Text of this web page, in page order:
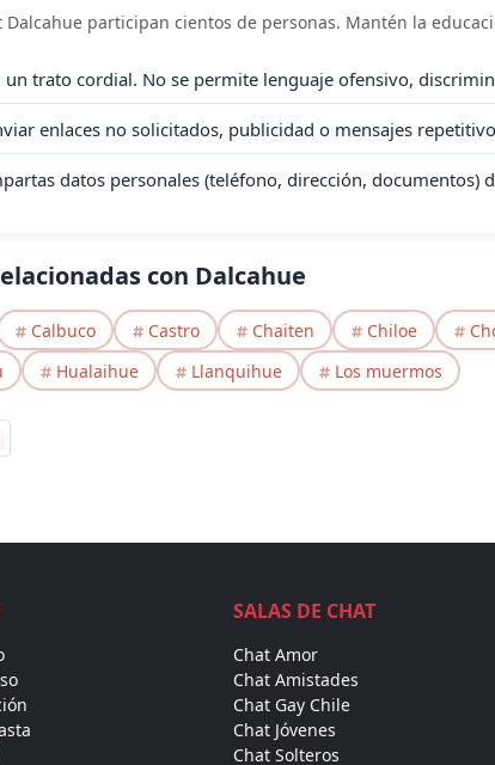
Dalcahue participan cientos de personas. Mantén la
un trato cordial. No se permite lenguaje ofensivo,
enlaces no solicitados, publicidad o mensajes
datos personales (teléfono, dirección, documentos)
con Dalcahue
Calbuco Castro Chaiten Chiloe
Hualaihue Llanquihue Los muermos
SALAS DE CHAT
Chat Amor
Chat Amistades
Chat Gay Chile
Chat Jóvenes
Chat Solteros